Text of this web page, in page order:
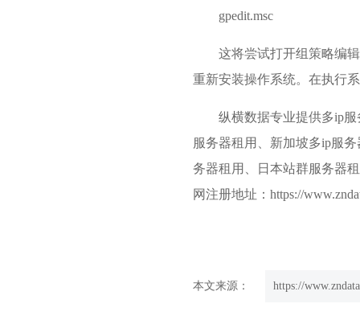
gpedit.msc
这将尝试打开组策略编
重新安装操作系统。在执行
纵横数据专业提供多ip
服务器租用、 新加坡多ip服
务器租用、日本站群服务器
网注册地址：https://
本文来源： https://